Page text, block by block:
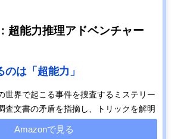
超能力推理アドベンチャー
は「超能力」
世界で起こる事件を捜査するミステリー
査文書の矛盾を指摘し、トリックを解明
Amazonで見る